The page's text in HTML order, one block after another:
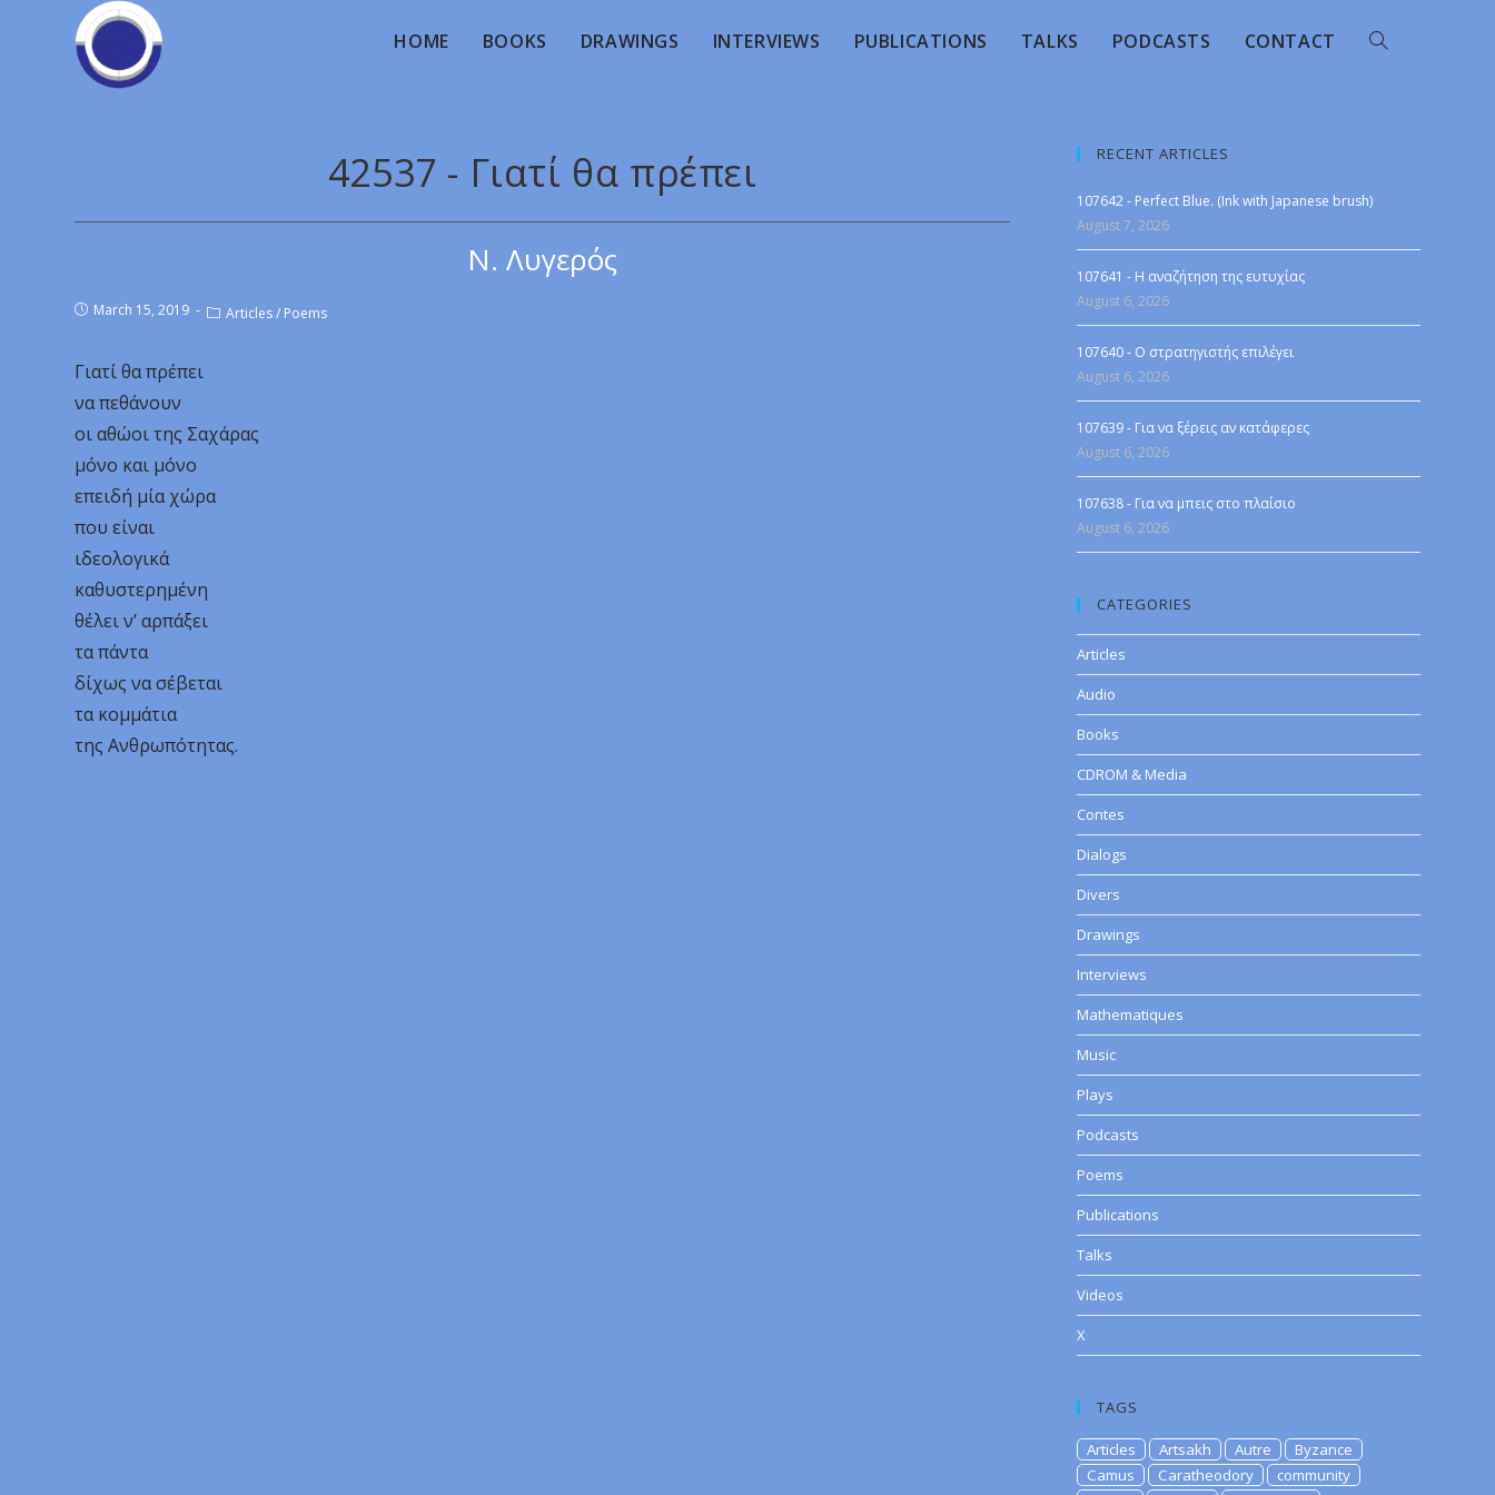
HOME BOOKS DRAWINGS INTERVIEWS PUBLICATIONS TALKS PODCASTS CONTACT
42537 - Γιατί θα πρέπει
Ν. Λυγερός
March 15, 2019 Articles/ Poems
Γιατί θα πρέπει
να πεθάνουν
οι αθώοι της Σαχάρας
μόνο και μόνο
επειδή μία χώρα
που είναι
ιδεολογικά
καθυστερημένη
θέλει ν’ αρπάξει
τα πάντα
δίχως να σέβεται
τα κομμάτια
της Ανθρωπότητας.
RECENT ARTICLES
107642 - Perfect Blue. (Ink with Japanese brush)
August 7, 2026
107641 - Η αναζήτηση της ευτυχίας
August 6, 2026
107640 - Ο στρατηγιστής επιλέγει
August 6, 2026
107639 - Για να ξέρεις αν κατάφερες
August 6, 2026
107638 - Για να μπεις στο πλαίσιο
August 6, 2026
CATEGORIES
Articles
Audio
Books
CDROM & Media
Contes
Dialogs
Divers
Drawings
Interviews
Mathematiques
Music
Plays
Podcasts
Poems
Publications
Talks
Videos
X
TAGS
Articles Artsakh Autre
Byzance
Camus
Caratheodory
community